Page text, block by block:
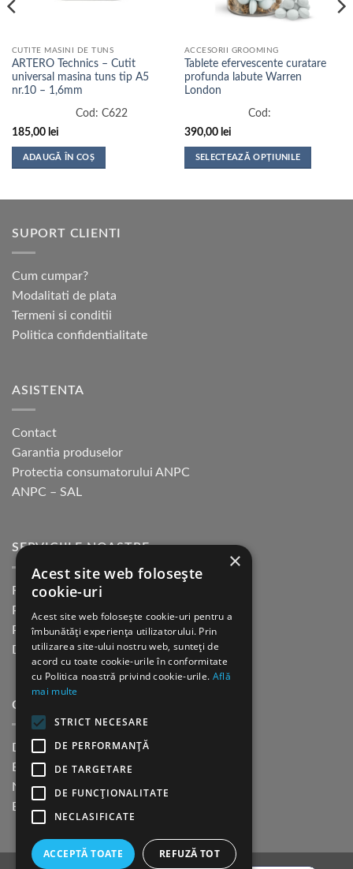
CUTITE MASINI DE TUNS
ARTERO Technics – Cutit
universal masina tuns tip A5
nr.10 – 1,6mm
Cod: C622
185,00 lei
ADAUGĂ ÎN COȘ
ACCESORII GROOMING
Tablete efervescente curatare
profunda labute Warren
London
Cod:
390,00 lei
SELECTEAZĂ OPȚIUNILE
SUPORT CLIENTI
Cum cumpar?
Modalitati de plata
Termeni si conditii
Politica confidentialitate
ASISTENTA
Contact
Garantia produselor
Protectia consumatorului ANPC
ANPC – SAL
SERVICIILE NOASTRE
Returnare in 30 de zile
Plata cu cardul Guerrilla
Plata in rate fara dobanda
Distributie sau profesionisti
CINE SUNTEM?
Despre noi
Blog
Newsletter
Evenimente
×
Acest site web folosește
cookie-uri
Acest site web folosește cookie-uri pentru a
îmbunătăți experiența utilizatorului. Prin
utilizarea site-ului nostru web, sunteți de
acord cu toate cookie-urile în conformitate
cu Politica noastră privind cookie-urile. Află
mai multe
STRICT NECESARE
DE PERFORMANȚĂ
DE TARGETARE
DE FUNCŢIONALITATE
NECLASIFICATE
ACCEPTĂ TOATE REFUZĂ TOT